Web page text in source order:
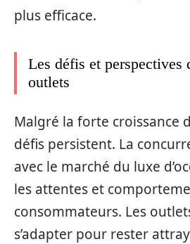
plus efficace.
Les défis et perspectives
outlets
Malgré la forte croissance
défis persistent. La
avec le marché du luxe
les attentes et
consommateurs. Les
s’adapter pour rester